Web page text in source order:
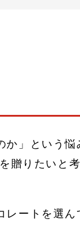
」という悩
贈りたいと
ートを選ん